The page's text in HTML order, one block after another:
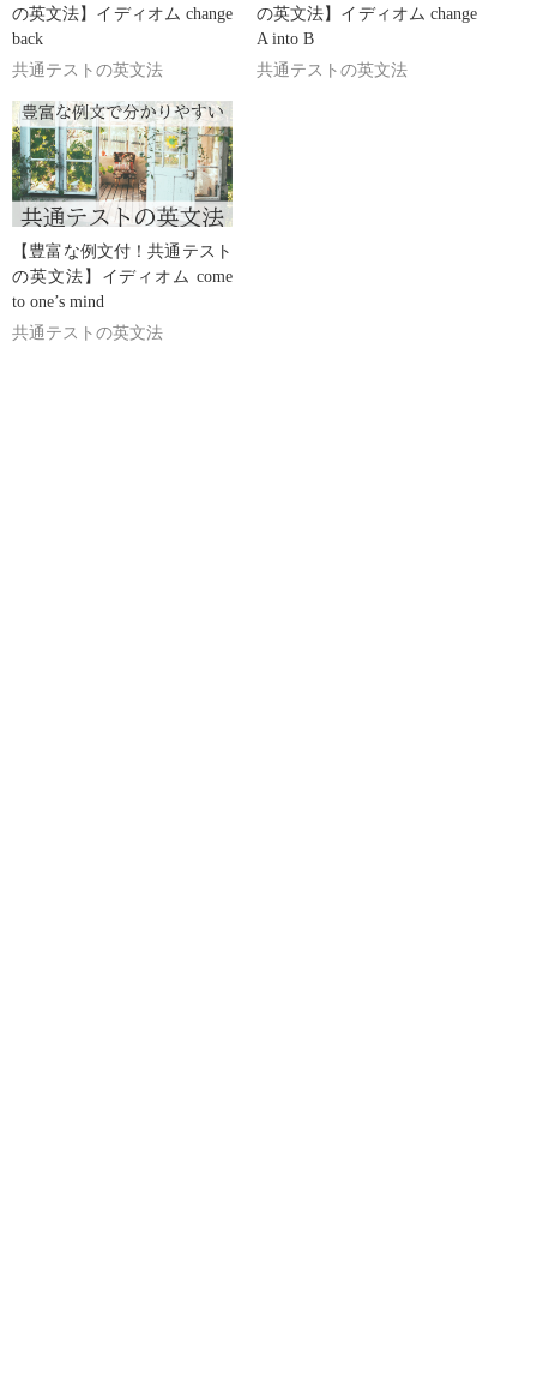
の英文法】イディオム change
back
共通テストの英文法
の英文法】イディオム change
A into B
共通テストの英文法
【豊富な例文付！共通テスト
の英文法】イディオム come
to one’s mind
共通テストの英文法